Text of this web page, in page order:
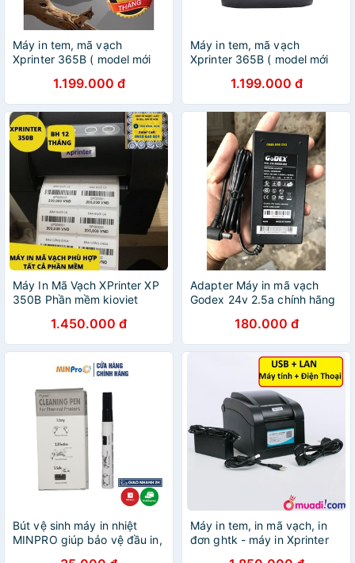
Máy in tem, mã vạch
Xprinter 365B ( model mới
1.199.000 đ
Máy in tem, mã vạch
Xprinter 365B ( model mới
1.199.000 đ
Máy In Mã Vạch XPrinter XP
350B Phần mềm kioviet
1.450.000 đ
Adapter Máy in mã vạch
Godex 24v 2.5a chính hãng
180.000 đ
Bút vệ sinh máy in nhiệt
MINPRO giúp bảo vệ đầu in,
Máy in tem, in mã vạch, in
đơn ghtk - máy in Xprinter